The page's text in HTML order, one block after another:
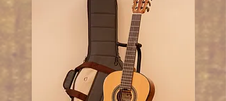
gebalanceerde klank,
volume en speelcomfort
krachtige klank met meer
volume en dynamiek, speelt iets
zwaarder voor de melodiesnaren.
Mixed tension:een combinatie van
normal tension in de melodiesnaren en
hard tension in de bassnaren.